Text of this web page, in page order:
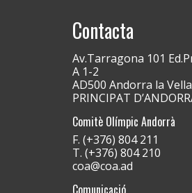
Contacta
Av.Tarragona 101
A 1-2
AD500 Andorra la Vella
PRINCIPAT
Comitè Olímpic Andorrà
F. (+376) 804 211
T. (+376) 804 210
coa@coa.ad